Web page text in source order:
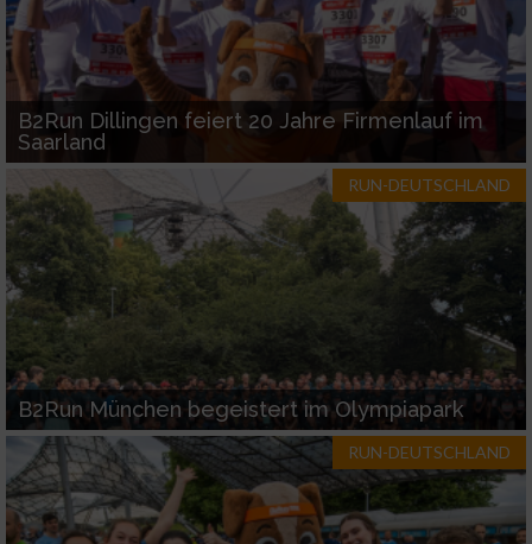
B2Run Dillingen feiert 20 Jahre Firmenlauf im
Saarland
RUN-DEUTSCHLAND
B2Run München begeistert im Olympiapark
RUN-DEUTSCHLAND